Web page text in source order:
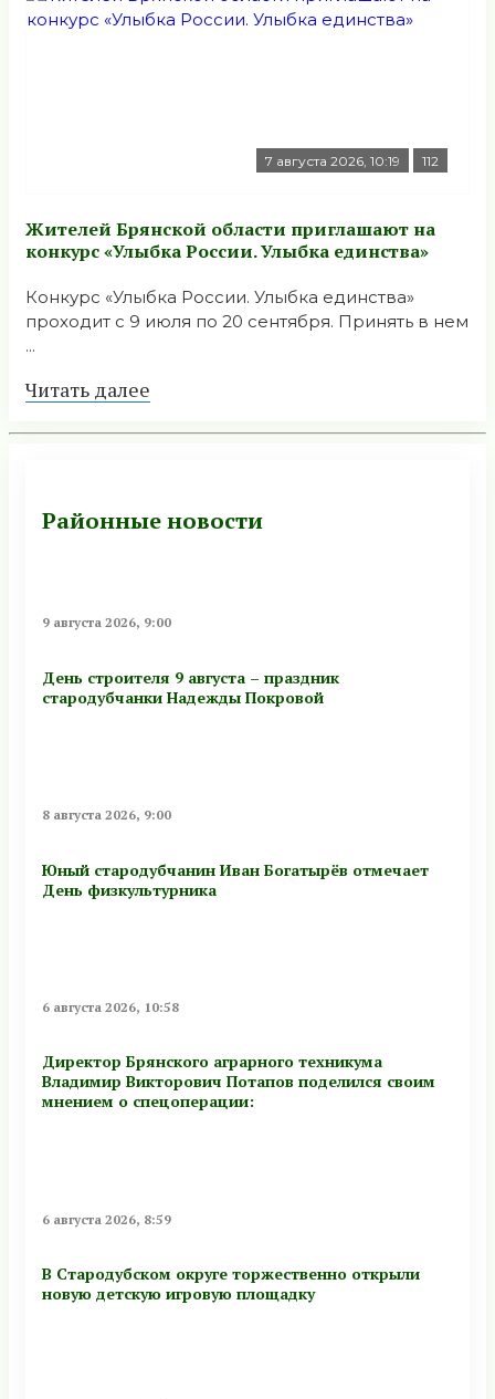
7 августа 2026, 10:19 112
Жителей Брянской области приглашают на
конкурс «Улыбка России. Улыбка единства»
Конкурс «Улыбка России. Улыбка единства»
проходит с 9 июля по 20 сентября. Принять в нем
...
Читать далее
Районные новости
9 августа 2026, 9:00
День строителя 9 августа – праздник
стародубчанки Надежды Покровой
8 августа 2026, 9:00
Юный стародубчанин Иван Богатырёв отмечает
День физкультурника
6 августа 2026, 10:58
Директор Брянского аграрного техникума
Владимир Викторович Потапов поделился своим
мнением о спецоперации:
6 августа 2026, 8:59
В Стародубском округе торжественно открыли
новую детскую игровую площадку